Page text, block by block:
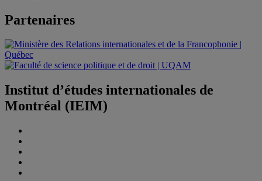
Partenaires
Institut d’études internationales de
Montréal (IEIM)